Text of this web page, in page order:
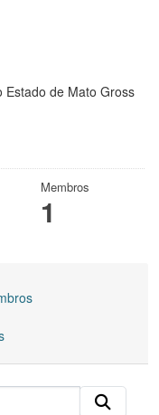
Estado de Mato Gross
Membros
1